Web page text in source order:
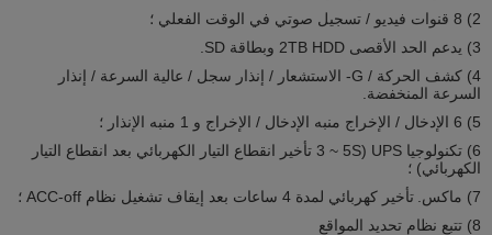
2) 8 قنوات فيديو / تسجيل صوتي في الوقت الفعلي ؛
3) يدعم الحد الأقصى 2TB HDD وبطاقة SD.
4) كشف الحركة / G- الاستشعار / إنذار سجل / عالية السرعة / إنذار
السرعة المنخفضة.
5) 6 الإدخال / الإخراج منبه الإدخال / الإخراج و 1 منبه الإنذار ؛
6) تكنولوجيا UPS (3 ~ 5S تأخير انقطاع التيار الكهربائي بعد انقطاع التيار
الكهربائي) ؛
7) ماكس.
تأخير كهربائي لمدة 4 ساعات بعد إيقاف تشغيل نظام ACC-off ؛
8) تتبع نظام تحديد المواقع